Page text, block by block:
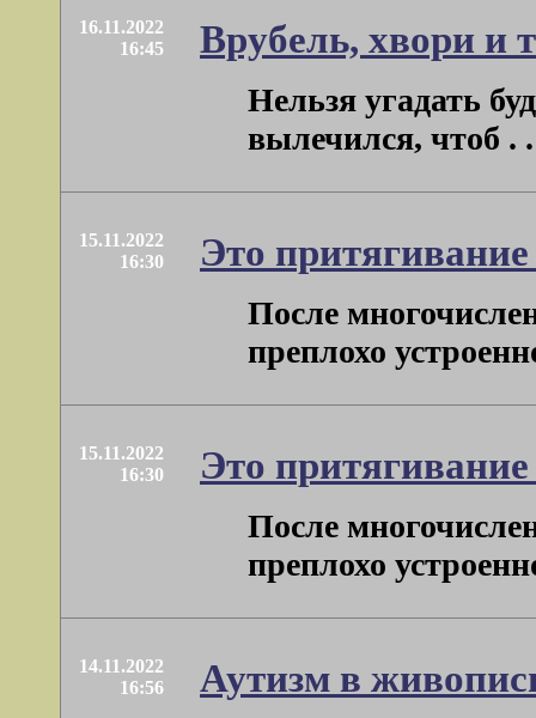
16.11.2022
16:45
Врубель, хвори и
Нельзя угадать
вылечился, чтоб .
15.11.2022
16:30
Это
После
преплохо
15.11.2022
16:30
Это
После
преплохо
14.11.2022
16:56
Аутизм в